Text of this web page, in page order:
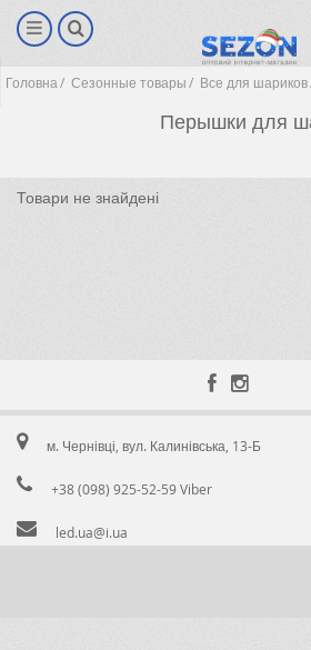
Головна Сезонные товары Все для шариков
Перышки для
Товари не знайдені
м. Чернівці, вул. Калинівська, 13-Б
+38 (098) 925-52-59 Viber
led.ua@i.ua